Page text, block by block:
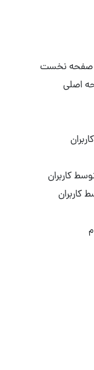
صفحه نخست
اصلی
کاربران
کاربران